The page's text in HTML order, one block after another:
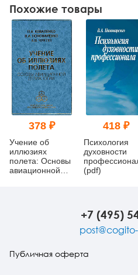
Похожие товары
378 ₽
Учение об
иллюзиях
полета: Основы
авиационной
418 ₽
Психология
духовности
(pdf)
+7 (495)
Публичная оферта